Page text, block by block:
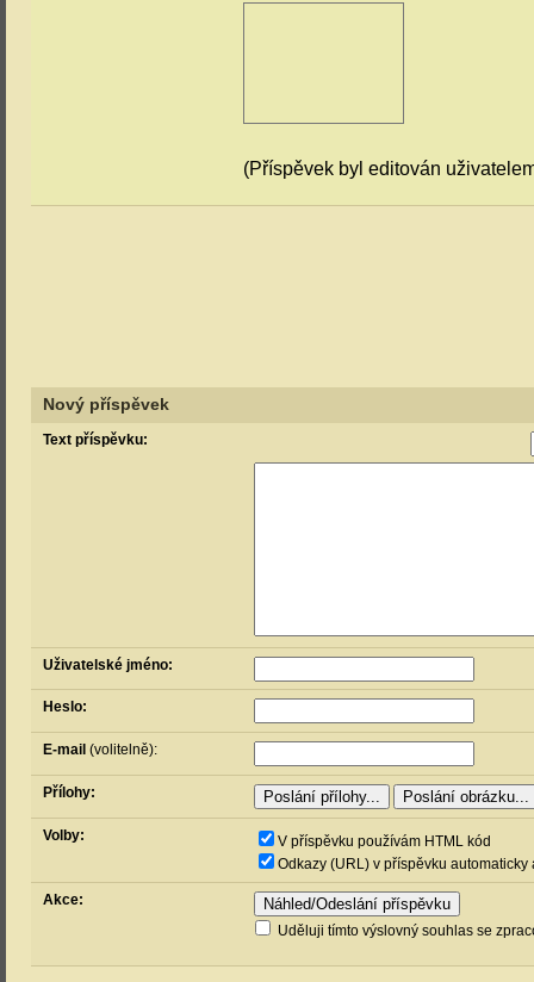
(Příspěvek byl editován
Nový příspěvek
Text příspěvku:
Uživatelské jméno:
Heslo:
E-mail (volitelně):
Přílohy:
Volby:
V příspěvku používám HTML kód
Odkazy (URL) v příspěvku automaticky
Akce:
Uděluji tímto výslovný souhlas se